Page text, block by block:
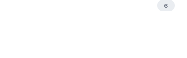
6